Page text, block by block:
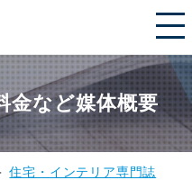
など媒体概要
住宅・インテリア専門誌